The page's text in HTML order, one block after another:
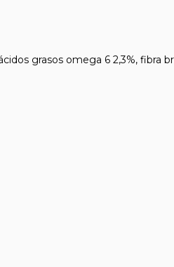
grasos omega 6 2,3%, fibra